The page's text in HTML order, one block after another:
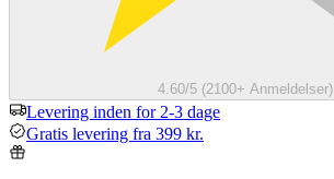
4.60/5 (2100+ Anmeldelser)
Levering inden for 2-3 dage
Gratis levering fra 399 kr.